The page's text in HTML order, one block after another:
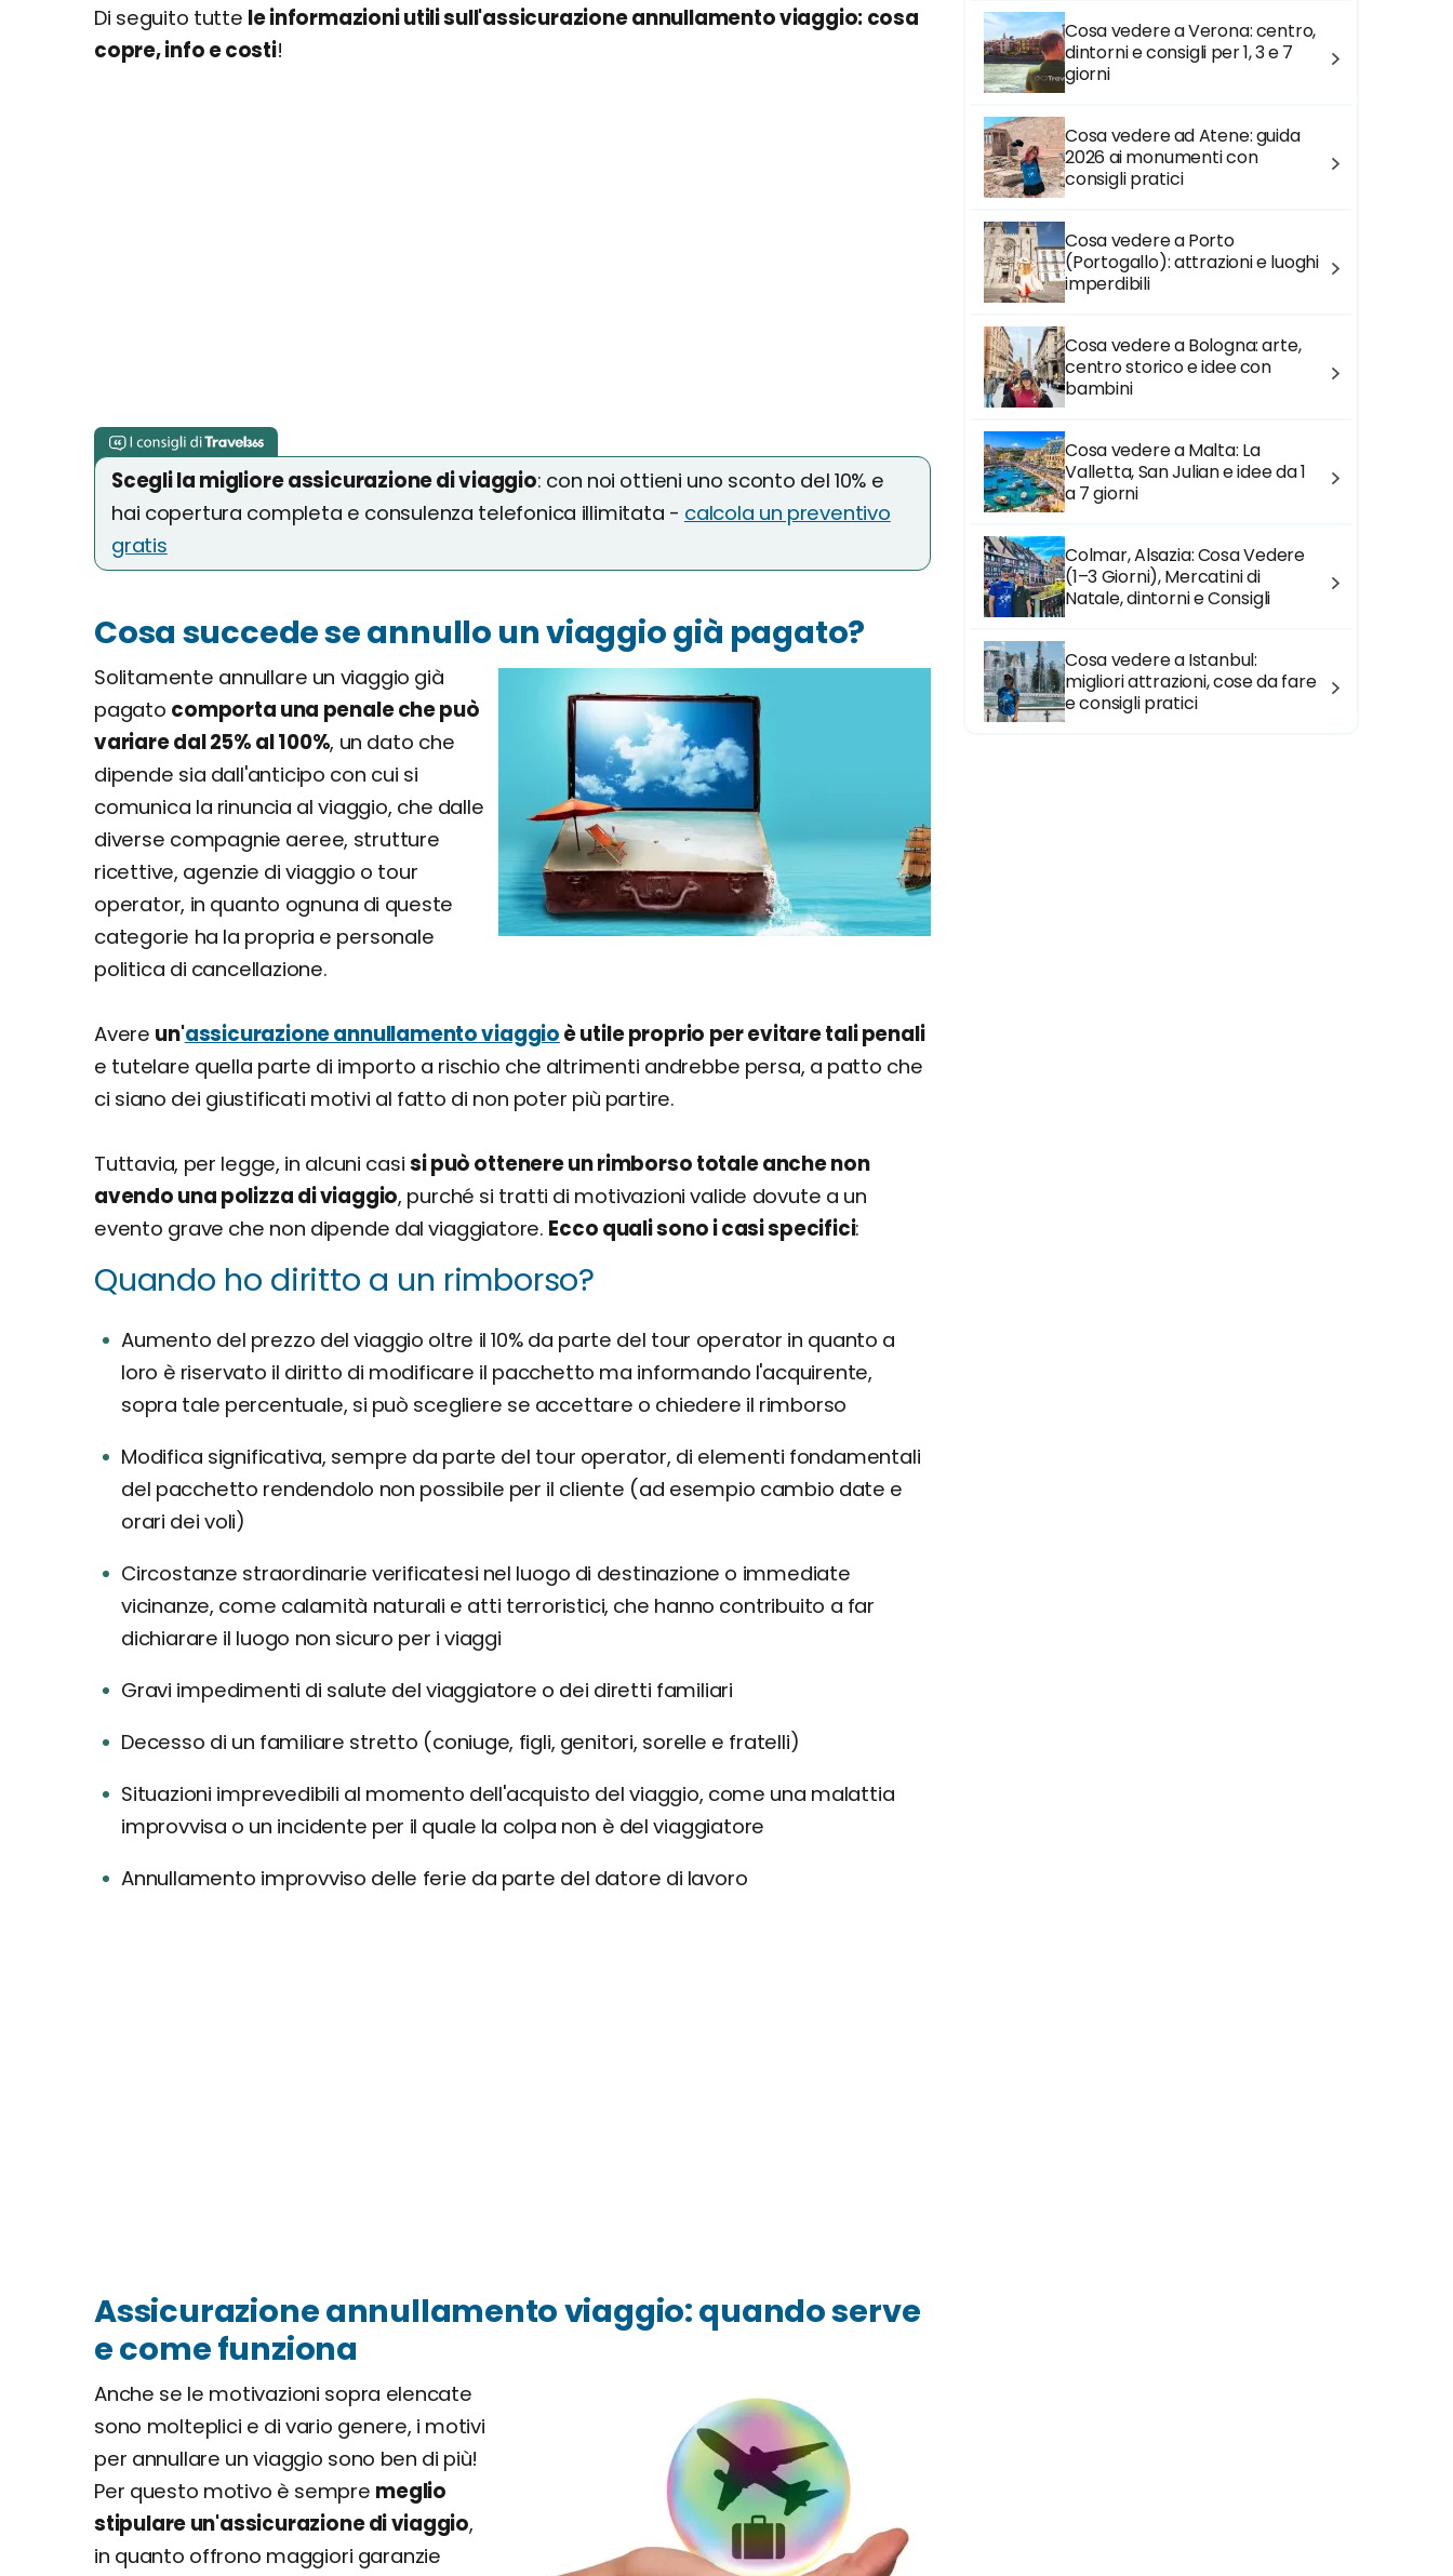
Di seguito tutte le informazioni utili sull'assicurazione annullamento viaggio: cosa
copre, info e costi!
Scegli la migliore assicurazione di viaggio: con noi ottieni uno sconto del 10% e
hai copertura completa e consulenza telefonica illimitata - calcola un preventivo
gratis
Cosa succede se annullo un viaggio già pagato?
Solitamente annullare un viaggio già
pagato comporta una penale che può
variare dal 25% al 100%, un dato che
dipende sia dall'anticipo con cui si
comunica la rinuncia al viaggio, che dalle
diverse compagnie aeree, strutture
ricettive, agenzie di viaggio o tour
operator, in quanto ognuna di queste
categorie ha la propria e personale
politica di cancellazione.
Avere un'assicurazione annullamento viaggio è utile proprio per evitare tali penali
e tutelare quella parte di importo a rischio che altrimenti andrebbe persa, a patto che
ci siano dei giustificati motivi al fatto di non poter più partire.
Tuttavia, per legge, in alcuni casi si può ottenere un rimborso totale anche non
avendo una polizza di viaggio, purché si tratti di motivazioni valide dovute a un
evento grave che non dipende dal viaggiatore. Ecco quali sono i casi specifici:
Quando ho diritto a un rimborso?
Aumento del prezzo del viaggio oltre il 10% da parte del tour operator in quanto a
loro è riservato il diritto di modificare il pacchetto ma informando l'acquirente,
sopra tale percentuale, si può scegliere se accettare o chiedere il rimborso
Modifica significativa, sempre da parte del tour operator, di elementi fondamentali
del pacchetto rendendolo non possibile per il cliente (ad esempio cambio date e
orari dei voli)
Circostanze straordinarie verificatesi nel luogo di destinazione o immediate
vicinanze, come calamità naturali e atti terroristici, che hanno contribuito a far
dichiarare il luogo non sicuro per i viaggi
Gravi impedimenti di salute del viaggiatore o dei diretti familiari
Decesso di un familiare stretto (coniuge, figli, genitori, sorelle e fratelli)
Situazioni imprevedibili al momento dell'acquisto del viaggio, come una malattia
improvvisa o un incidente per il quale la colpa non è del viaggiatore
Annullamento improvviso delle ferie da parte del datore di lavoro
Assicurazione annullamento viaggio: quando serve
e come funziona
Anche se le motivazioni sopra elencate
sono molteplici e di vario genere, i motivi
per annullare un viaggio sono ben di più!
Per questo motivo è sempre meglio
stipulare un'assicurazione di viaggio,
in quanto offrono maggiori garanzie
Cosa vedere a Verona: centro,
dintorni e consigli per 1, 3 e 7
giorni
Cosa vedere ad Atene: guida
2026 ai monumenti con
consigli pratici
Cosa vedere a Porto
(Portogallo): attrazioni e luoghi
imperdibili
Cosa vedere a Bologna: arte,
centro storico e idee con
bambini
Cosa vedere a Malta: La
Valletta, San Julian e idee da 1
a 7 giorni
Colmar, Alsazia: Cosa Vedere
(1–3 Giorni), Mercatini di
Natale, dintorni e Consigli
Cosa vedere a Istanbul:
migliori attrazioni, cose da fare
e consigli pratici